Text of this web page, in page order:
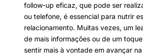
follow-up eficaz, que pode ser
ou telefone, é essencial para nutrir
relacionamento. Muitas vezes, um
de mais informações ou de um
sentir mais à vontade em avançar